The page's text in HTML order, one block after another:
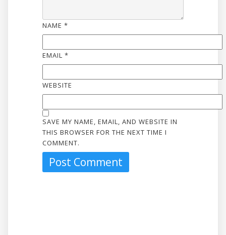
NAME *
EMAIL *
WEBSITE
SAVE MY NAME, EMAIL, AND WEBSITE IN
THIS BROWSER FOR THE NEXT TIME I
COMMENT.